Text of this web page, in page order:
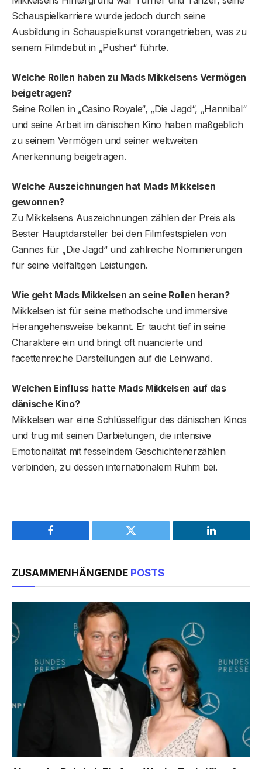
Schauspielkarriere wurde jedoch durch seine
Ausbildung in Schauspielkunst vorangetrieben, was zu
seinem Filmdebüt in „Pusher“ führte.
Welche Rollen haben zu Mads Mikkelsens Vermögen
beigetragen?
Seine Rollen in „Casino Royale“, „Die Jagd“, „Hannibal“
und seine Arbeit im dänischen Kino haben maßgeblich
zu seinem Vermögen und seiner weltweiten
Anerkennung beigetragen.
Welche Auszeichnungen hat Mads Mikkelsen
gewonnen?
Zu Mikkelsens Auszeichnungen zählen der Preis als
Bester Hauptdarsteller bei den Filmfestspielen von
Cannes für „Die Jagd“ und zahlreiche Nominierungen
für seine vielfältigen Leistungen.
Wie geht Mads Mikkelsen an seine Rollen heran?
Mikkelsen ist für seine methodische und immersive
Herangehensweise bekannt. Er taucht tief in seine
Charaktere ein und bringt oft nuancierte und
facettenreiche Darstellungen auf die Leinwand.
Welchen Einfluss hatte Mads Mikkelsen auf das
dänische Kino?
Mikkelsen war eine Schlüsselfigur des dänischen Kinos
und trug mit seinen Darbietungen, die intensive
Emotionalität mit fesselndem Geschichtenerzählen
verbinden, zu dessen internationalem Ruhm bei.
Facebook Twitter LinkedIn
ZUSAMMENHÄNGENDE POSTS